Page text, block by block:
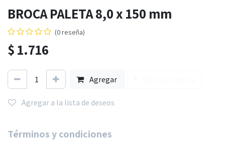
BROCA PALETA 8,0 x 150 mm
(0 reseña)
$1.716
Agregar
Agregar a la lista de deseos
Términos y condiciones